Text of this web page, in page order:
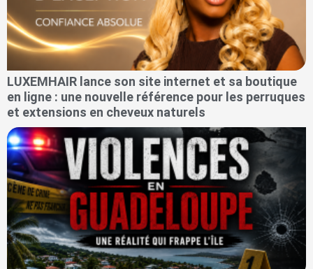
LUXEMHAIR lance son site internet et sa boutique
en ligne : une nouvelle référence pour les perruques
et extensions en cheveux naturels